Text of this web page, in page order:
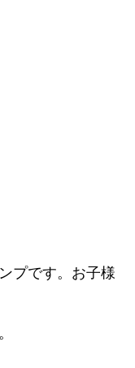
です。お子様